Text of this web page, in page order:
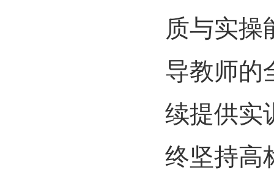
质与实操
导教师的
续提供实
终坚持高